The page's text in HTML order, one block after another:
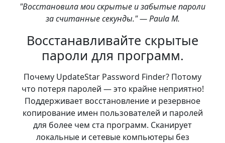
"Восстановила мои скрытые и забытые пароли
за считанные секунды." — Paula M.
Восстанавливайте скрытые
пароли для программ.
Почему UpdateStar Password Finder? Потому
что потеря паролей — это крайне неприятно!
Поддерживает восстановление и резервное
копирование имен пользователей и паролей
для более чем ста программ. Сканирует
локальные и сетевые компьютеры без